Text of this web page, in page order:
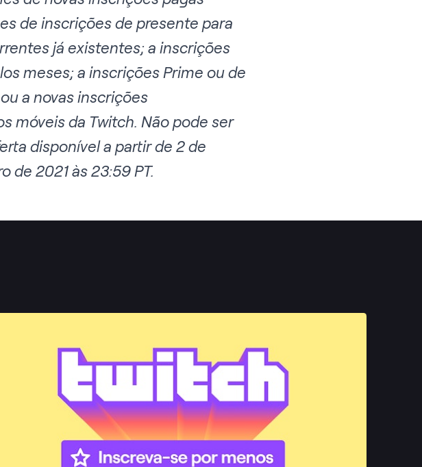
de inscrições de presente para
já existentes; a inscrições
meses; a inscrições Prime ou de
a novas inscrições
móveis da Twitch. Não pode ser
disponível a partir de 2 de
de 2021 às 23:59 PT.